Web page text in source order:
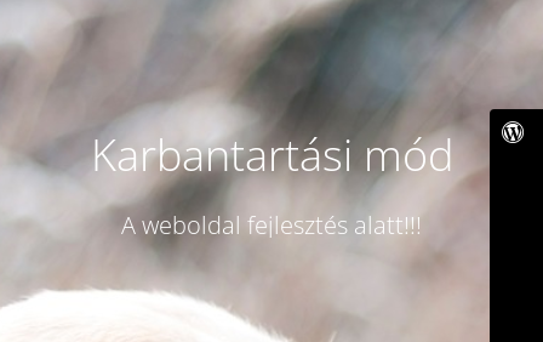
Karbantartási mód
A weboldal fejlesztés alatt!!!